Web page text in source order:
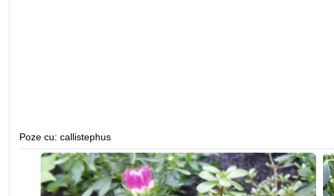
Poze cu: callistephus